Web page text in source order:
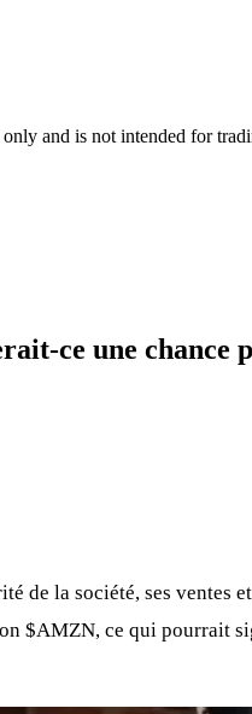
and is not intended for
ce une
de la société, ses ventes
$AMZN, ce qui pourrait